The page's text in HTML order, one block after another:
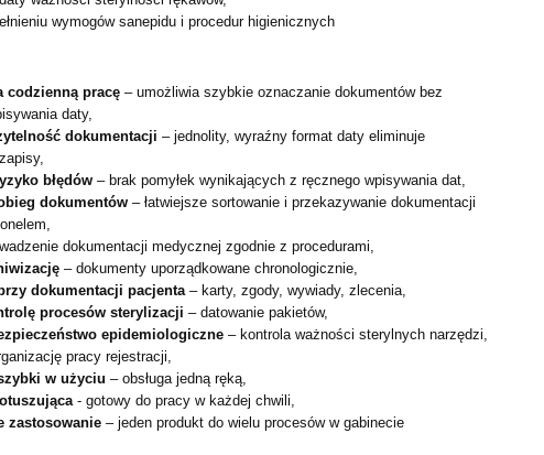
wymogów sanepidu i procedur higienicznych
codzienną pracę– umożliwia szybkie oznaczanie dokumentów bez
daty,
dokumentacji – jednolity, wyraźny format daty eliminuje
błędów – brak pomyłek wynikających z ręcznego wpisywania dat,
dokumentów – łatwiejsze sortowanie i przekazywanie dokumentacji
dokumentacji medycznej zgodnie z procedurami,
– dokumenty uporządkowane chronologicznie,
dokumentacji pacjenta– karty, zgody, wywiady, zlecenia,
procesów sterylizacji – datowanie pakietów,
epidemiologiczne – kontrola ważności sterylnych narzędzi,
pracy rejestracji,
w użyciu– obsługa jedną ręką,
- gotowy do pracy w każdej chwili,
zastosowanie– jeden produkt do wielu procesów w gabinecie